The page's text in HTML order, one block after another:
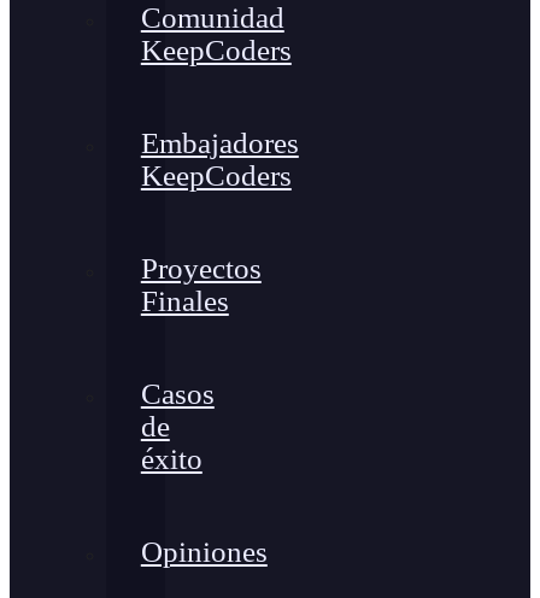
Comunidad
KeepCoders
Embajadores
KeepCoders
Proyectos
Finales
Casos
de
éxito
Opiniones